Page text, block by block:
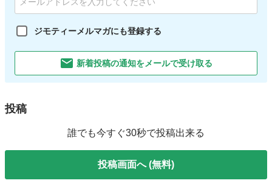
ジモティーメルマガにも登録する
新着投稿の通知をメールで受け取る
投稿
誰でも今すぐ30秒で投稿出来る
投稿画面へ (無料)